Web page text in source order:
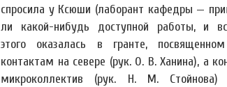
спросила у Ксюши (лаборант кафедры —
ли какой-нибудь доступной работы, и
этого оказалась в гранте,
контактам на севере (рук. О. В. Ханина), а
микроколлектив (рук. Н. М. Стойнова)